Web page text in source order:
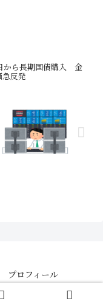
ら長期国債購入 金
反発
プロフィール
投資情報ブログ .